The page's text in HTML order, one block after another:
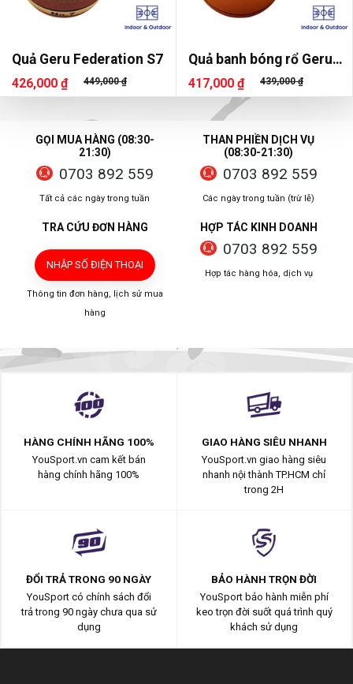
Quả Geru Federation S7
426,000 ₫ 449,000 ₫
Quả banh bóng rổ Geru
Federation S6
417,000 ₫ 439,000 ₫
GỌI MUA HÀNG (08:30-
21:30)
0703 892 559
Tất cả các ngày trong tuần
THAN PHIỀN DỊCH VỤ
(08:30-21:30)
0703 892 559
Các ngày trong tuần (trừ lễ)
TRA CỨU ĐƠN HÀNG
NHẬP SỐ ĐIỆN THOẠI
Thông tin đơn hàng, lịch sử mua
hàng
HỢP TÁC KINH DOANH
0703 892 559
Hợp tác hàng hóa, dịch vụ
HÀNG CHÍNH HÃNG 100%
YouSport.vn cam kết bán
hàng chính hãng 100%
GIAO HÀNG SIÊU NHANH
YouSport.vn giao hàng siêu
nhanh nội thành TP.HCM chỉ
trong 2H
ĐỔI TRẢ TRONG 90 NGÀY
YouSport có chính sách đổi
trả trong 90 ngày chưa qua sử
dụng
BẢO HÀNH TRỌN ĐỜI
YouSport bảo hành miễn phí
keo trọn đời suốt quá trình quý
khách sử dụng